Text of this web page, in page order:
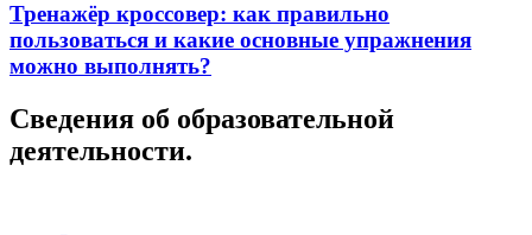
Тренажёр кроссовер: как правильно
пользоваться и какие основные упражнения
можно выполнять?
Сведения об образовательной
деятельности.